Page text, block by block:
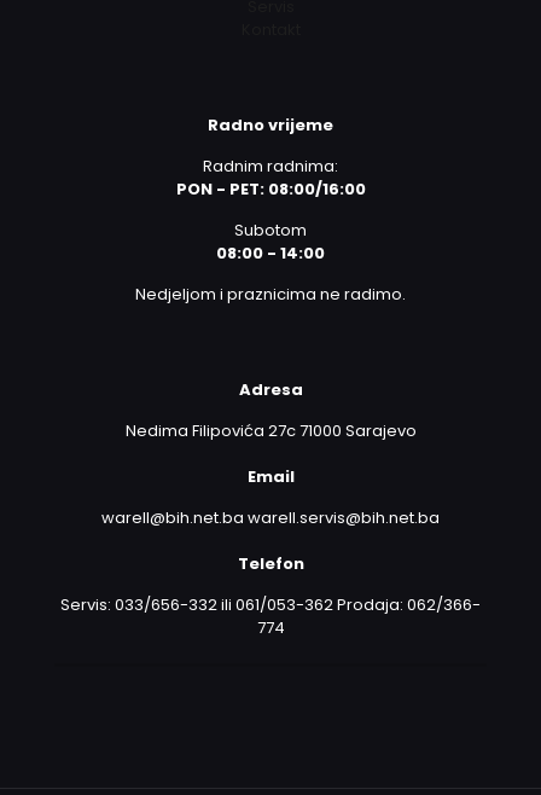
Radno vrijeme
Radnim radnima:
PON - PET: 08:00/16:00
Subotom
08:00 - 14:00
Nedjeljom i praznicima ne radimo.
Adresa
Nedima Filipovića 27c 71000 Sarajevo
Email
warell@bih.net.ba warell.servis@bih.net.ba
Telefon
Servis: 033/656-332 ili 061/053-362 Prodaja: 062/366-
774